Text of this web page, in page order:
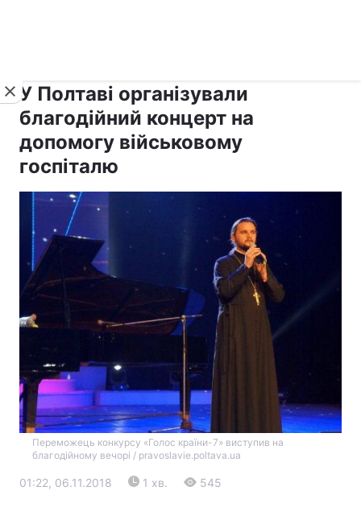
У Полтаві організували
благодійний концерт на
допомогу військовому
госпіталю
Переможець конкурсу «Голос країни-7» виступив на
благодійному вечорі / pravoslavie.poltava.ua
01:22, 06.11.2018 1 хв. 545